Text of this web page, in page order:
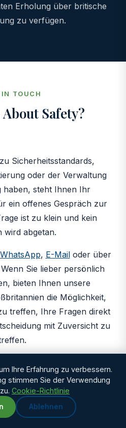
Erholung über britische
zu verfügen.
IN TOUCH
Safety?
Sicherheitsstandards,
oder der Verwaltung
haben, steht Ihnen Ihr
ein offenes Gespräch zur
ist zu klein und kein
wird abgetan.
WhatsApp, E-Mailoder über
Sie lieber persönlich
bieten Ihnen unsere
die Möglichkeit,
treffen, Ihre Fragen direkt
mit Zuversicht zu
Sie ist nicht verhandelbar.
AssessmentChat with us
Ihre Erfahrung zu verbessern.
stimmen Sie der Verwendung
Cookie-Richtlinie
Ablehnen